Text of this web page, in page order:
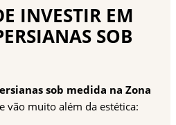
INVESTIR EM
SOB
sob medida na Zona
vão muito além da estética: